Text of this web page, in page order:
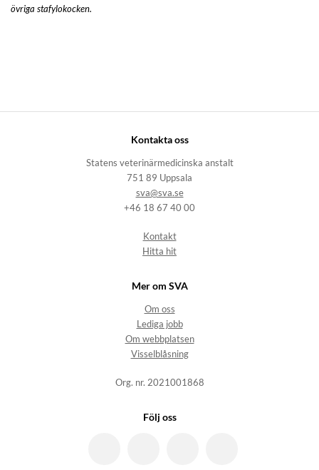
övriga stafylokocken.
Kontakta oss
Statens veterinärmedicinska anstalt
751 89 Uppsala
sva@sva.se
+46 18 67 40 00
Kontakt
Hitta hit
Mer om SVA
Om oss
Lediga jobb
Om webbplatsen
Visselblåsning
Org. nr. 2021001868
Följ oss